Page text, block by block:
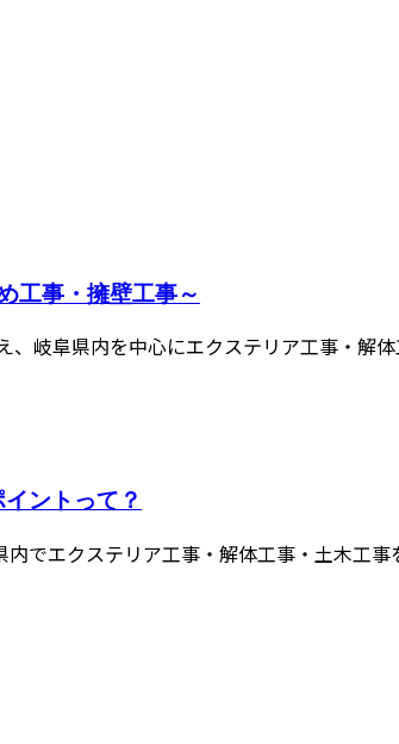
工事・擁壁工事～
、岐阜県内を中心にエクステリア工事・解
ントって？
でエクステリア工事・解体工事・土木工